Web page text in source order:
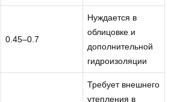
0.45–0.7
Нуждается в
облицовке и
дополнительной
гидроизоляции
Требует внешнего
утепления в